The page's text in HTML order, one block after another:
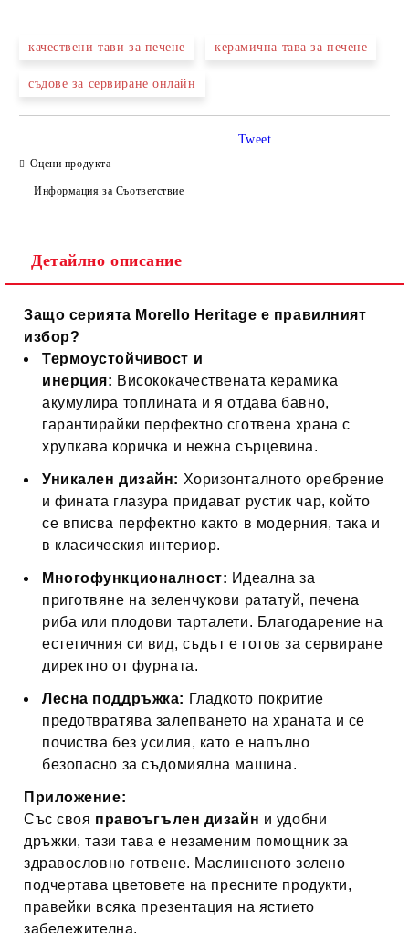
качествени тави за печене керамична тава за печене
съдове за сервиране онлайн
Оцени продукта
Информация за Съответствие
Tweet
Детайлно описание
Защо серията Morello Heritage е правилният
избор?
Термоустойчивост и
инерция: Висококачествената керамика
акумулира топлината и я отдава бавно,
гарантирайки перфектно сготвена храна с
хрупкава коричка и нежна сърцевина.
Уникален дизайн: Хоризонталното оребрение
и фината глазура придават рустик чар, който
се вписва перфектно както в модерния, така и
в класическия интериор.
Многофункционалност: Идеална за
приготвяне на зеленчукови рататуй, печена
риба или плодови тарталети. Благодарение на
естетичния си вид, съдът е готов за сервиране
директно от фурната.
Лесна поддръжка: Гладкото покритие
предотвратява залепването на храната и се
почиства без усилия, като е напълно
безопасно за съдомиялна машина.
Приложение:
Със своя правоъгълен дизайн и удобни
дръжки, тази тава е незаменим помощник за
здравословно готвене. Маслиненото зелено
подчертава цветовете на пресните продукти,
правейки всяка презентация на ястието
забележителна.